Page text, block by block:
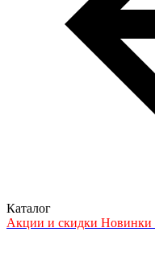
Каталог
Акции и скидки Новинки